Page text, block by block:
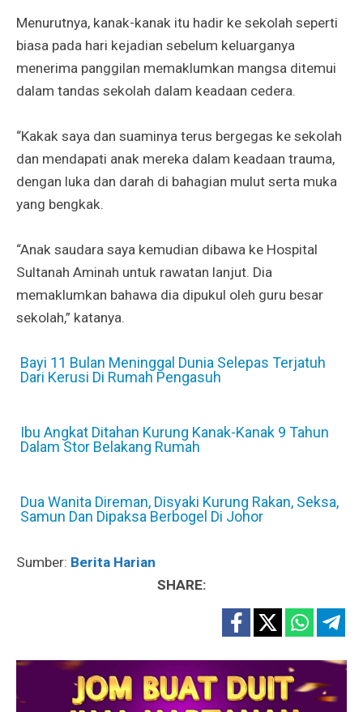
Menurutnya, kanak-kanak itu hadir ke sekolah seperti
biasa pada hari kejadian sebelum keluarganya
menerima panggilan memaklumkan mangsa ditemui
dalam tandas sekolah dalam keadaan cedera.
“Kakak saya dan suaminya terus bergegas ke sekolah
dan mendapati anak mereka dalam keadaan trauma,
dengan luka dan darah di bahagian mulut serta muka
yang bengkak.
“Anak saudara saya kemudian dibawa ke Hospital
Sultanah Aminah untuk rawatan lanjut. Dia
memaklumkan bahawa dia dipukul oleh guru besar
sekolah,” katanya.
Bayi 11 Bulan Meninggal Dunia Selepas Terjatuh
Dari Kerusi Di Rumah Pengasuh
Ibu Angkat Ditahan Kurung Kanak-Kanak 9 Tahun
Dalam Stor Belakang Rumah
Dua Wanita Direman, Disyaki Kurung Rakan, Seksa,
Samun Dan Dipaksa Berbogel Di Johor
Sumber: Berita Harian
SHARE: